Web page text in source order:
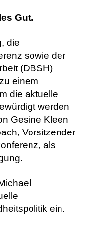
Gut.
die
sowie der
(DBSH)
einem
die aktuelle
werden
Gesine Kleen
Vorsitzender
als
ein.